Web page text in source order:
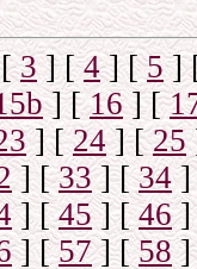
[3] [4] [5]
] [16] [
] [24] [25
] [33] [34]
] [45] [46]
] [57] [58]